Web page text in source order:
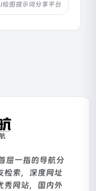
绘图提示词分享平台
屈一指的导航分
检索，深度网址
秀网站，国内外